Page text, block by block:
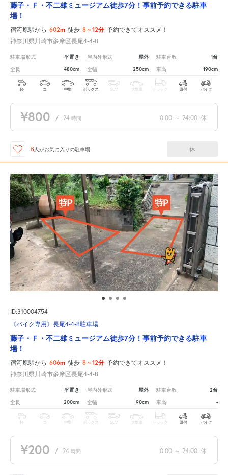
藤子・Ｆ・不二雄ミュージアム徒歩7分！事前予約できる駐車
場！
宿河原駅から 602m 徒歩 8～12分 予約できてオススメ！
神奈川県川崎市多摩区長尾4-4-8
駐車場形式 平置き 屋内外形式 屋外 駐車台数 1台
全長 480cm 全幅 250cm 車高 190cm
軽 コ 中型 ボックス SUV 大型車 トラック 原付 バイク
¥800 / 24 時間 0:00 ～ 24:00 休
6 人がお気に入りの駐車場 休
ID:310004754
《バイク専用》長尾4-4-8駐車場
藤子・Ｆ・不二雄ミュージアム徒歩7分！事前予約できる駐車
場！
宿河原駅から 606m 徒歩 8～12分 予約できてオススメ！
神奈川県川崎市多摩区長尾4-4-8
駐車場形式 平置き 屋内外形式 屋外 駐車台数 2台
全長 200cm 全幅 90cm 車高 -
軽 中型 ボックス SUV 大型車 トラック 原付 バイク
¥200 / 24 時間 0:00 ～ 24:00 休